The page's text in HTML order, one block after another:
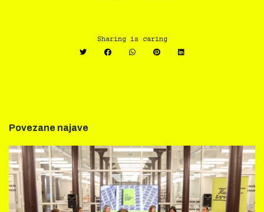
Sharing is caring
Povezane najave